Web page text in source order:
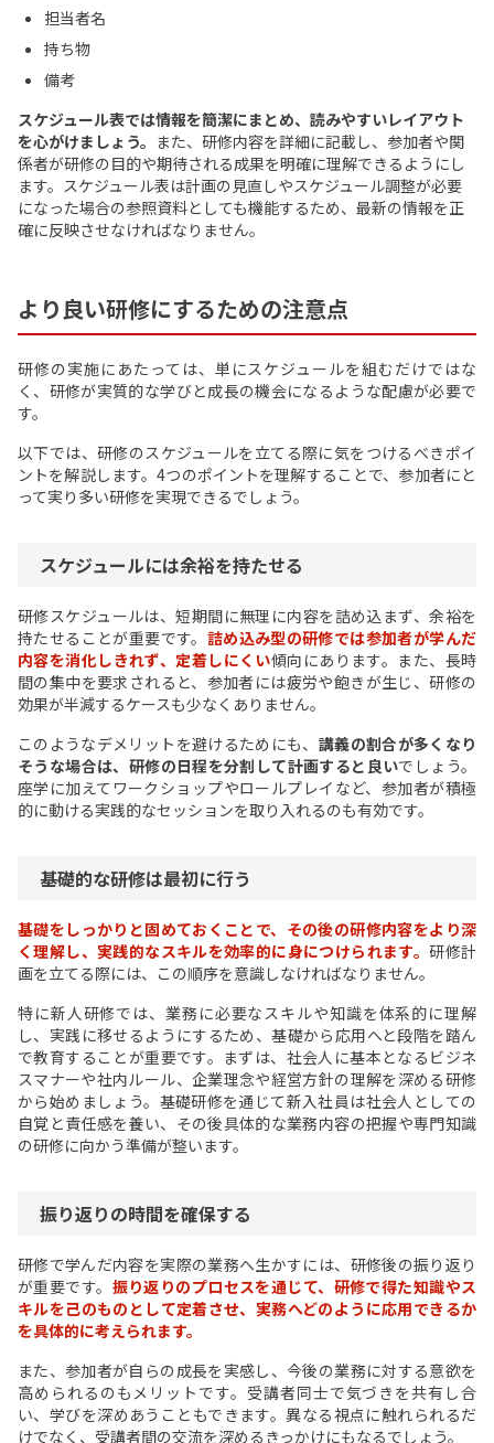
担当者名
持ち物
備考
スケジュール表では情報を簡潔にまとめ、読みやすいレイアウト
を心がけましょう。 また、研修内容を詳細に記載し、参加者や関
係者が研修の目的や期待される成果を明確に理解できるようにし
ます。スケジュール表は計画の見直しやスケジュール調整が必要
になった場合の参照資料としても機能するため、最新の情報を正
確に反映させなければなりません。
より良い研修にするための注意点
研修の実施にあたっては、単にスケジュールを組むだけではな
く、研修が実質的な学びと成長の機会になるような配慮が必要で
す。
以下では、研修のスケジュールを立てる際に気をつけるべきポイ
ントを解説します。4つのポイントを理解することで、参加者にと
って実り多い研修を実現できるでしょう。
スケジュールには余裕を持たせる
研修スケジュールは、短期間に無理に内容を詰め込まず、余裕を
持たせることが重要です。 詰め込み型の研修では参加者が学んだ
内容を消化しきれず、定着しにくい傾向にあります。また、長時
間の集中を要求されると、参加者には疲労や飽きが生じ、研修の
効果が半減するケースも少なくありません。
このようなデメリットを避けるためにも、 講義の割合が多くなり
そうな場合は、研修の日程を分割して計画すると良いでしょう。
座学に加えてワークショップやロールプレイなど、参加者が積極
的に動ける実践的なセッションを取り入れるのも有効です。
基礎的な研修は最初に行う
基礎をしっかりと固めておくことで、その後の研修内容をより深
く理解し、実践的なスキルを効率的に身につけられます。研修計
画を立てる際には、この順序を意識しなければなりません。
特に新人研修では、業務に必要なスキルや知識を体系的に理解
し、実践に移せるようにするため、基礎から応用へと段階を踏ん
で教育することが重要です。まずは、社会人に基本となるビジネ
スマナーや社内ルール、企業理念や経営方針の理解を深める研修
から始めましょう。基礎研修を通じて新入社員は社会人としての
自覚と責任感を養い、その後具体的な業務内容の把握や専門知識
の研修に向かう準備が整います。
振り返りの時間を確保する
研修で学んだ内容を実際の業務へ生かすには、研修後の振り返り
が重要です。 振り返りのプロセスを通じて、研修で得た知識やス
キルを己のものとして定着させ、実務へどのように応用できるか
を具体的に考えられます。
また、参加者が自らの成長を実感し、今後の業務に対する意欲を
高められるのもメリットです。受講者同士で気づきを共有し合
い、学びを深めあうこともできます。異なる視点に触れられるだ
けでなく、受講者間の交流を深めるきっかけにもなるでしょう。